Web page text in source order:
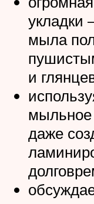
укладки
мыла
и
мыльное
даже